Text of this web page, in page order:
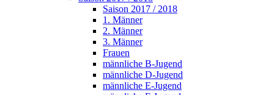
Saison 2017 / 2018
1. Männer
2. Männer
3. Männer
Frauen
männliche B-Jugend
männliche D-Jugend
männliche E-Jugend